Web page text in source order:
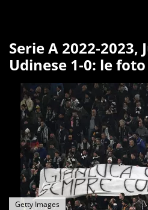
Serie A 2022-2023,
Udinese 1-0: le foto
Getty Images